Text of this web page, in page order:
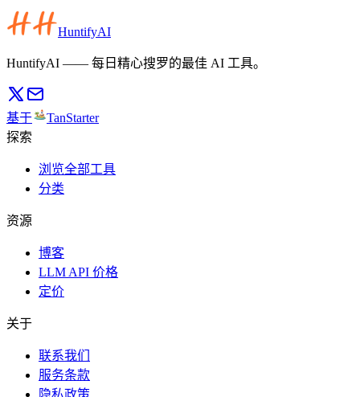
HuntifyAI
HuntifyAI —— 每日精心搜罗的最佳 AI 工具。
基于
TanStarter
探索
浏览全部工具
分类
资源
博客
LLM API 价格
定价
关于
联系我们
服务条款
隐私政策